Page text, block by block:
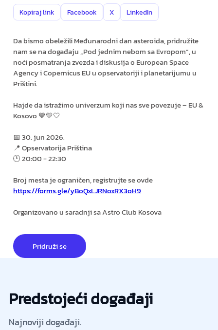
Kopiraj link Facebook X LinkedIn
Da bismo obeležili Međunarodni dan asteroida, pridružite
nam se na događaju „Pod jednim nebom sa Evropom“, u
noći posmatranja zvezda i diskusija o European Space
Agency i Copernicus EU u opservatoriji i planetarijumu u
Prištini.
Hajde da istražimo univerzum koji nas sve povezuje – EU &
Kosovo 💙💛🤍
📅 30. jun 2026.
📍 Opservatorija Priština
🕛 20:00 - 22:30
Broj mesta je ograničen, registrujte se ovde
https://forms.gle/yBoQxLJRNoxRX3oH9
Organizovano u saradnji sa Astro Club Kosova
Pridruži se
Predstojeći događaji
Najnoviji događaji.